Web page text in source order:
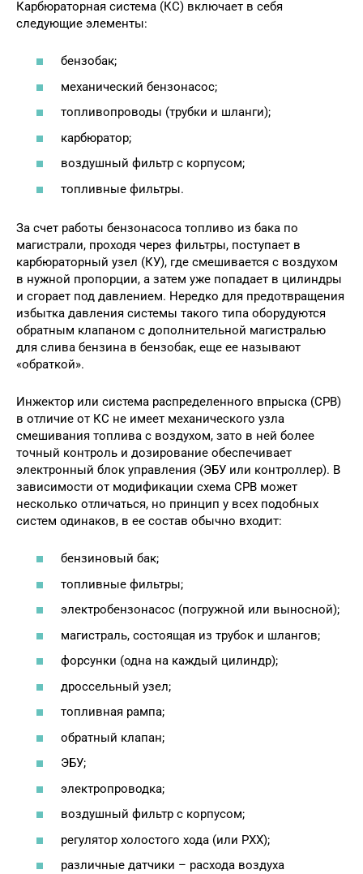
Карбюраторная система (КС) включает в себя
следующие элементы:
бензобак;
механический бензонасос;
топливопроводы (трубки и шланги);
карбюратор;
воздушный фильтр с корпусом;
топливные фильтры.
За счет работы бензонасоса топливо из бака по
магистрали, проходя через фильтры, поступает в
карбюраторный узел (КУ), где смешивается с воздухом
в нужной пропорции, а затем уже попадает в цилиндры
и сгорает под давлением. Нередко для предотвращения
избытка давления системы такого типа оборудуются
обратным клапаном с дополнительной магистралью
для слива бензина в бензобак, еще ее называют
«обраткой».
Инжектор или система распределенного впрыска (СРВ)
в отличие от КС не имеет механического узла
смешивания топлива с воздухом, зато в ней более
точный контроль и дозирование обеспечивает
электронный блок управления (ЭБУ или контроллер). В
зависимости от модификации схема СРВ может
несколько отличаться, но принцип у всех подобных
систем одинаков, в ее состав обычно входит:
бензиновый бак;
топливные фильтры;
электробензонасос (погружной или выносной);
магистраль, состоящая из трубок и шлангов;
форсунки (одна на каждый цилиндр);
дроссельный узел;
топливная рампа;
обратный клапан;
ЭБУ;
электропроводка;
воздушный фильтр с корпусом;
регулятор холостого хода (или РХХ);
различные датчики – расхода воздуха